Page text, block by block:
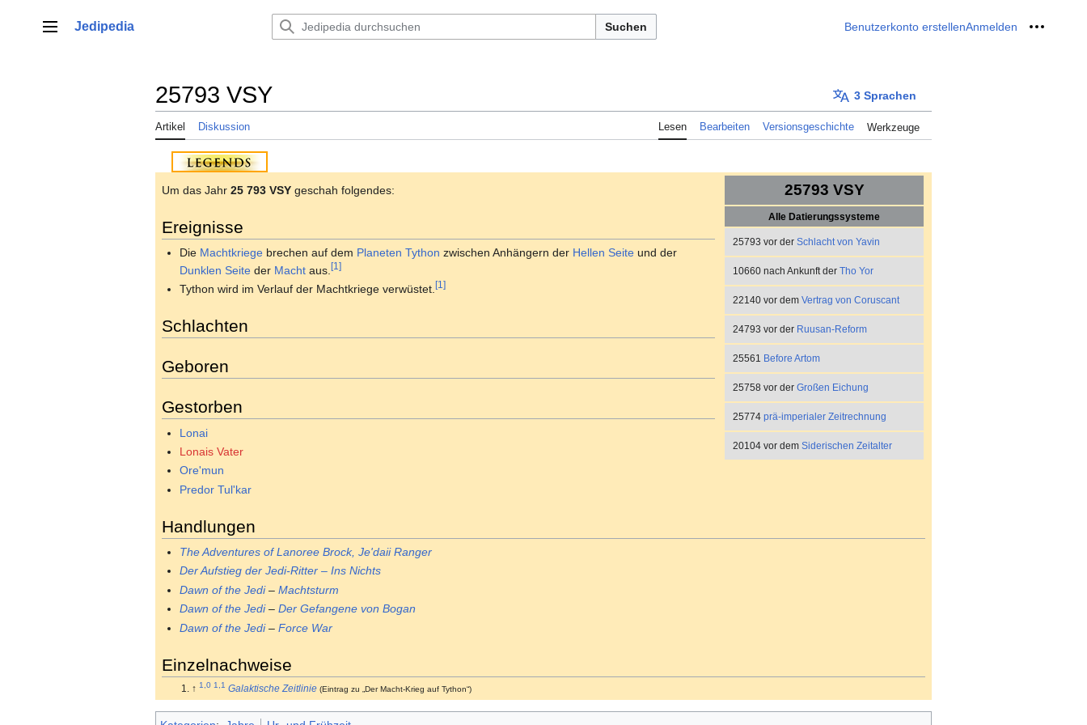
springenHauptmenü
Jedipedia Suchen Benutzerkonto erstellenAnmelden Meine
25793 VSY 3 Sprachen
Artikel Diskussion Lesen Bearbeiten Versionsgeschichte Werkzeuge
25793 VSY
Alle Datierungssysteme
25793 vor der Schlacht von Yavin
10660 nach Ankunft der Tho Yor
22140 vor dem Vertrag von Coruscant
24793 vor der Ruusan-Reform
25561 Before Artom
25758 vor der Großen Eichung
25774 prä-imperialer Zeitrechnung
20104 vor dem Siderischen Zeitalter
Um das Jahr 25 793 VSY geschah folgendes:
Ereignisse
Die Machtkriege brechen auf dem Planeten Tython zwischen Anhängern der Hellen Seite und der
Dunklen Seite der Macht aus.[1]
Tython wird im Verlauf der Machtkriege verwüstet.[1]
Schlachten
Geboren
Gestorben
Lonai
Lonais Vater
Ore'mun
Predor Tul'kar
Handlungen
The Adventures of Lanoree Brock, Je'daii Ranger
Der Aufstieg der Jedi-Ritter – Ins Nichts
Dawn of the Jedi–Machtsturm
Dawn of the Jedi–Der Gefangene von Bogan
Dawn of the Jedi–Force War
Einzelnachweise
↑1,0 1,1 Galaktische Zeitlinie (Eintrag zu „Der Macht-Krieg auf Tython“)